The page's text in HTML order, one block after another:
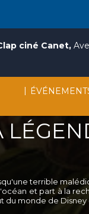
|
ciné Canet,
terrible
et part à la
du monde de Disney